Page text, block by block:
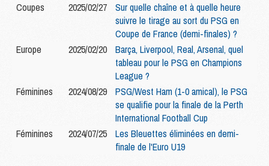
Coupes
2025/02/27
Sur quelle chaîne et à quelle heure
suivre le tirage au sort du PSG en
Coupe de France (demi-finales) ?
Europe
2025/02/20
Barça, Liverpool, Real, Arsenal, quel
tableau pour le PSG en Champions
League ?
Féminines
2024/08/29
PSG/West Ham (1-0 amical), le PSG
se qualifie pour la finale de la Perth
International Football Cup
Féminines
2024/07/25
Les Bleuettes éliminées en demi-
finale de l'Euro U19